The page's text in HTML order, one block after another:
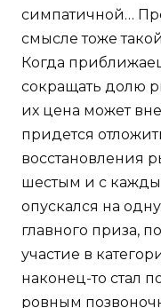
симпатичной…
смысле тоже
Когда
сокращать долю
их цена может
придется
восстановления
шестым и с
опускался на
главного приза,
участие в
наконец-то стал
ровным